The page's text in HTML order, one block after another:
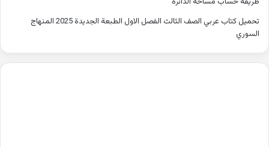
تحميل كتاب عربي الصف الثالث الفصل الاول الطبعة الجديدة 2025 المنهاج
السوري